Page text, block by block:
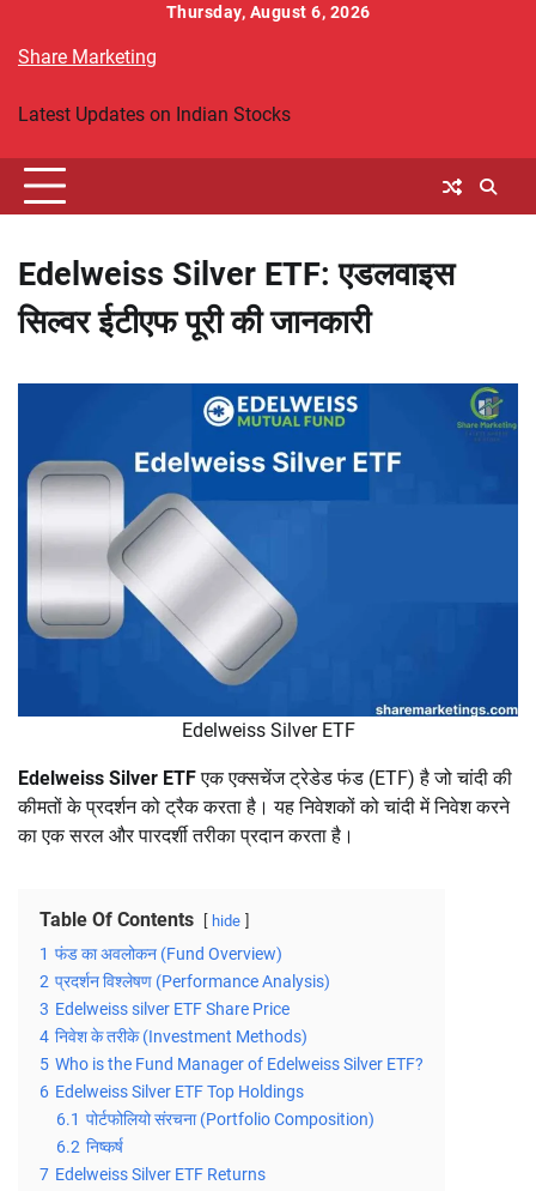
content
Thursday, August 6, 2026
Share Marketing
Latest Updates on Indian Stocks
Edelweiss Silver ETF: एडलवाइस
सिल्वर ईटीएफ पूरी की जानकारी
Edelweiss Silver ETF
Edelweiss Silver ETFएक एक्सचेंज ट्रेडेड फंड (ETF) है जो चांदी की
कीमतों के प्रदर्शन को ट्रैक करता है। यह निवेशकों को चांदी में निवेश करने
का एक सरल और पारदर्शी तरीका प्रदान करता है।
Table Of Contents hide
1 फंड का अवलोकन (Fund Overview)
2 प्रदर्शन विश्लेषण (Performance Analysis)
3 Edelweiss silver ETF Share Price
4 निवेश के तरीके (Investment Methods)
5 Who is the Fund Manager of Edelweiss Silver ETF?
6 Edelweiss Silver ETF Top Holdings
6.1 पोर्टफोलियो संरचना (Portfolio Composition)
6.2 निष्कर्ष
7 Edelweiss Silver ETF Returns